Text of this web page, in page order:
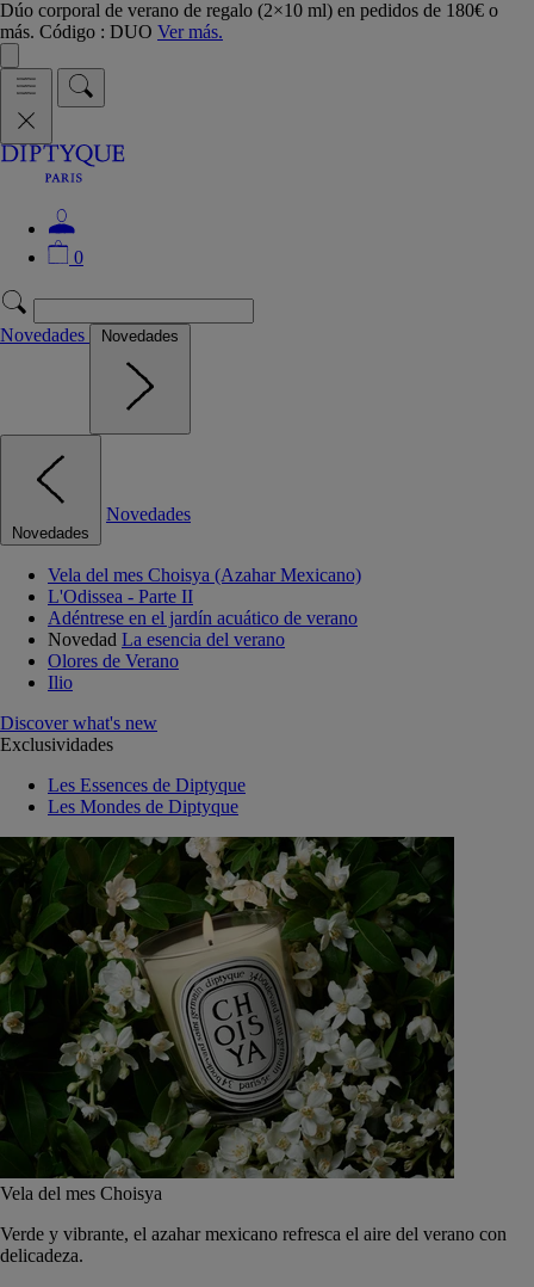
Dúo corporal de verano de regalo (2×10 ml) en pedidos de 180€ o
más. Código : DUO Ver más.
0
Novedades Novedades
Novedades
Novedades
Vela del mes Choisya (Azahar Mexicano)
L'Odissea - Parte II
Adéntrese en el jardín acuático de verano
Novedad La esencia del verano
Olores de Verano
Ilio
Discover what's new
Exclusividades
Les Essences de Diptyque
Les Mondes de Diptyque
Vela del mes Choisya
Verde y vibrante, el azahar mexicano refresca el aire del verano con
delicadeza.